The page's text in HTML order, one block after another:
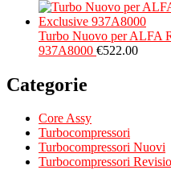
Turbo Nuovo per ALFA
937A8000 €522.00
Categorie
Core Assy
Turbocompressori
Turbocompressori Nuovi
Turbocompressori